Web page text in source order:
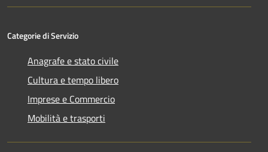
Categorie di Servizio
Anagrafe e stato civile
Cultura e tempo libero
Imprese e Commercio
Mobilità e trasporti